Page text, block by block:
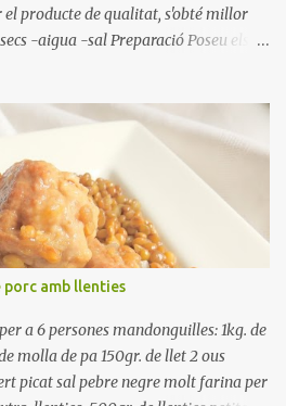
el producte de qualitat, s'obté millor
-aigua -sal Preparació Poseu els
l'aigua bullint, per aigua freda,
abaixeu el foc i atureu la ebullició, dues
han de coure a foc baix, quasi
amb l'olla tapada, entre 1 hora i 1
abans de retirar del foc. Heu de veure
ja estan cuites. Anotacions Deixeu
caldo de coure els fesols, es pot
Ingredientes judias -agua -sal
a r...
amb llenties
a 6 persones mandonguilles: 1kg. de
molla de pa 150gr. de llet 2 ous
picat sal pebre negre molt farina per